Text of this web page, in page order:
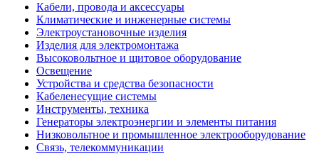
Кабели, провода и аксессуары
Климатические и инженерные системы
Электроустановочные изделия
Изделия для электромонтажа
Высоковольтное и щитовое оборудование
Освещение
Устройства и средства безопасности
Кабеленесущие системы
Инструменты, техника
Генераторы электроэнергии и элементы питания
Низковольтное и промышленное электрооборудование
Связь, телекоммуникации